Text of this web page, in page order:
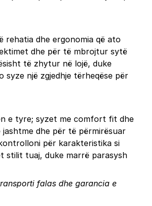
rehatia dhe ergonomia që ato
dhe për të mbrojtur sytë
të zhytur në lojë, duke
një zgjedhje tërheqëse për
e tyre; syzet me comfort fit dhe
dhe për të përmirësuar
për karakteristika si
stilit tuaj, duke marrë parasysh
falas dhe garancia e